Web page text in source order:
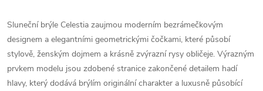
Sluneční brýle Celestia zaujmou moderním bezrámečkovým
designem a elegantními geometrickými čočkami, které působí
stylově, ženským dojmem a krásně zvýrazní rysy obličeje. Výrazným
prvkem modelu jsou zdobené stranice zakončené detailem hadí
hlavy, který dodává brýlím originální charakter a luxusně působící